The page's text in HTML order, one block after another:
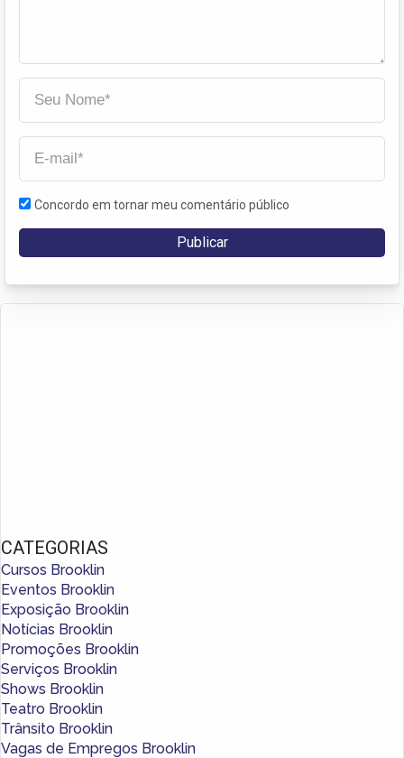
Concordo em tornar meu comentário público
CATEGORIAS
Cursos Brooklin
Eventos Brooklin
Exposição Brooklin
Notícias Brooklin
Promoções Brooklin
Serviços Brooklin
Shows Brooklin
Teatro Brooklin
Trânsito Brooklin
Vagas de Empregos Brooklin